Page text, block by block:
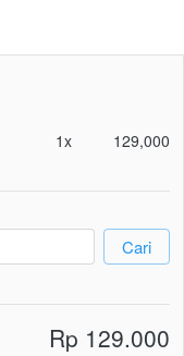
1x 129,000
`
Cari
Rp 129.000